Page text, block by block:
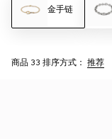
金手链
商品 33 排序方式： 推荐